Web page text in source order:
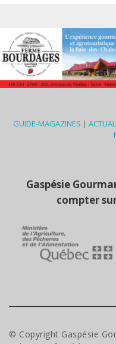
GUIDE-MAGAZINES |
Gaspésie
compter
© Copyright Gaspésie